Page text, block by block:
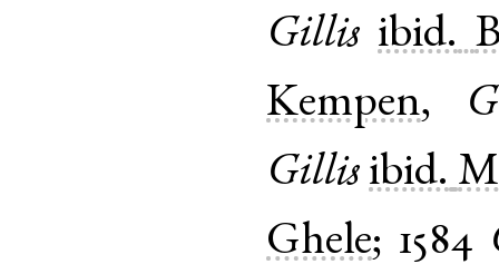
Gillis ibid.
Kempen,
Gillis ibid.
Ghele; 1584